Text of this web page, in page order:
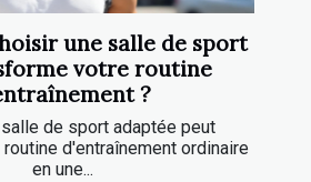
une salle de sport
votre routine
?
de sport adaptée peut
d'entraînement ordinaire
en une...